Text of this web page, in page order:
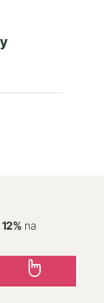
12% na